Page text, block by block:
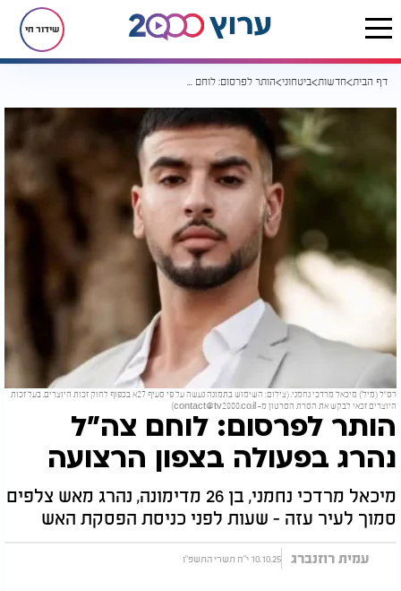
שידור חי
דף הבית חדשות ביטחוני הותר לפרסום: לוחם צה"ל נהרג בפעולה בצפון הרצועה
רס"ל (מיל') מיכאל מרדכי נחמני. (צילום: השימוש בתמונה נעשה על פי סעיף 27א בכפוף לחוק זכות היוצרים. בעל זכות
היוצרים זכאי לבקש את הסרת הסרטון מ-contact@tv2000.co.il
)
הותר לפרסום: לוחם צה"ל
נהרג בפעולה בצפון הרצועה
מיכאל מרדכי נחמני, בן 26 מדימונה, נהרג מאש צלפים
סמוך לעיר עזה - שעות לפני כניסת הפסקת האש
עמית רוזנברג 10.10.25 י"ח תשרי התשפ"ו